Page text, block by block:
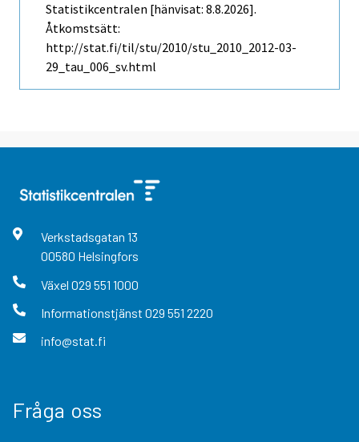
Statistikcentralen [hänvisat: 8.8.2026].
Åtkomstsätt:
http://stat.fi/til/stu/2010/stu_2010_2012-03-
29_tau_006_sv.html
Verkstadsgatan 13
00580 Helsingfors
Växel 029 551 1000
Informationstjänst 029 551 2220
info@stat.fi
Fråga oss